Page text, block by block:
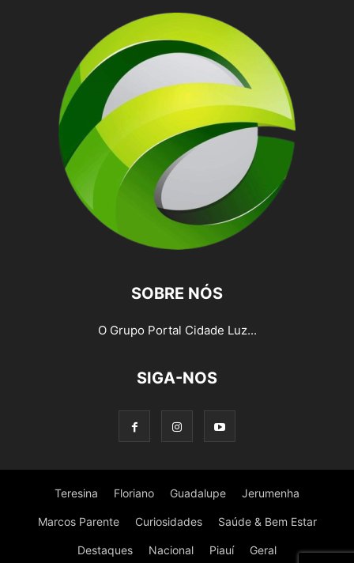
SOBRE NÓS
O Grupo Portal Cidade Luz...
SIGA-NOS
Teresina Floriano Guadalupe Jerumenha
Marcos Parente Curiosidades Saúde & Bem Estar
Destaques Nacional Piauí Geral